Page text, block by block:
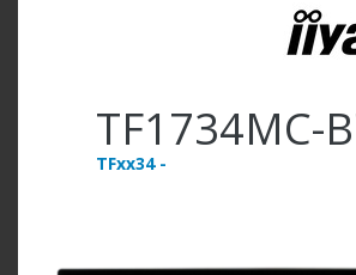
TF1734MC-
TFxx34 -